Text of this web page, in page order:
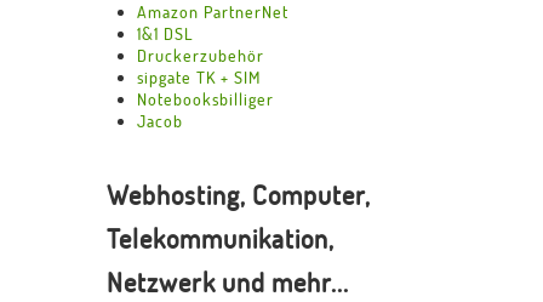
Amazon PartnerNet
1&1 DSL
Druckerzubehör
sipgate TK + SIM
Notebooksbilliger
Jacob
Webhosting, Computer,
Telekommunikation,
Netzwerk und mehr...